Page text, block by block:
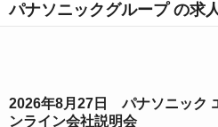
パナソニックグループ の求
2026年8月27日 パナソニック
ンライン会社説明会